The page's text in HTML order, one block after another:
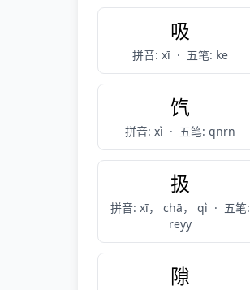
吸
拼音: xī · 五笔: ke
饩
拼音: xì · 五笔: qnrn
扱
拼音: xī， chā， qì · 五笔:
reyy
隙